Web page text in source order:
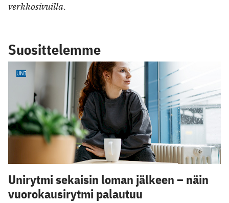
verkkosivuilla.
Suosittelemme
UNI
Unirytmi sekaisin loman jälkeen – näin
vuorokausirytmi palautuu